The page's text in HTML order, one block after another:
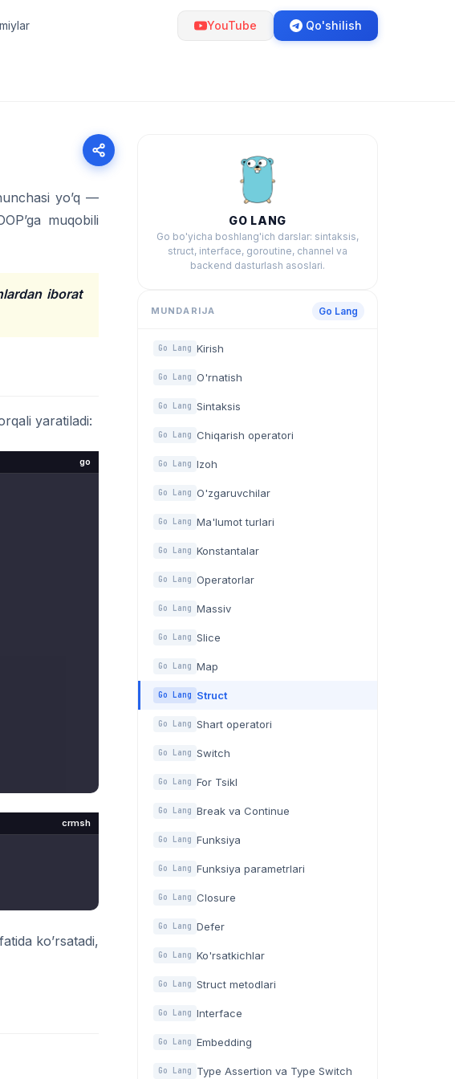
YouTube Qo'shilish
yo’q —
muqobili
iborat
yaratiladi:
go
crmsh
ko’rsatadi,
GO LANG
Go bo'yicha boshlang'ich darslar: sintaksis,
struct, interface, goroutine, channel va
backend dasturlash asoslari.
MUNDARIJA Go Lang
Go Lang Kirish
Go Lang O'rnatish
Go Lang Sintaksis
Go Lang Chiqarish operatori
Go Lang Izoh
Go Lang O'zgaruvchilar
Go Lang Ma'lumot turlari
Go Lang Konstantalar
Go Lang Operatorlar
Go Lang Massiv
Go Lang Slice
Go Lang Map
Go Lang Struct
Go Lang Shart operatori
Go Lang Switch
Go Lang For Tsikl
Go Lang Break va Continue
Go Lang Funksiya
Go Lang Funksiya parametrlari
Go Lang Closure
Go Lang Defer
Go Lang Ko'rsatkichlar
Go Lang Struct metodlari
Go Lang Interface
Go Lang Embedding
Go Lang Type Assertion va Type Switch